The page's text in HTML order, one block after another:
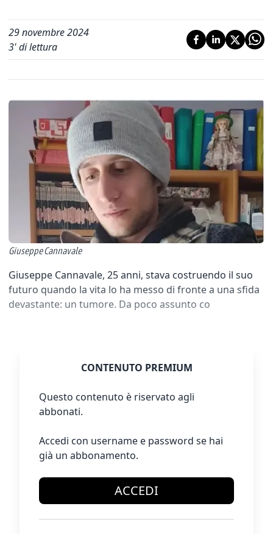
29 novembre 2024
3' di lettura
Giuseppe Cannavale
Giuseppe Cannavale, 25 anni, stava costruendo il suo
futuro quando la vita lo ha messo di fronte a una sfida
devastante: un tumore. Da poco assunto co
CONTENUTO PREMIUM
Questo contenuto è riservato agli
abbonati.
Accedi con username e password se hai
già un abbonamento.
ACCEDI